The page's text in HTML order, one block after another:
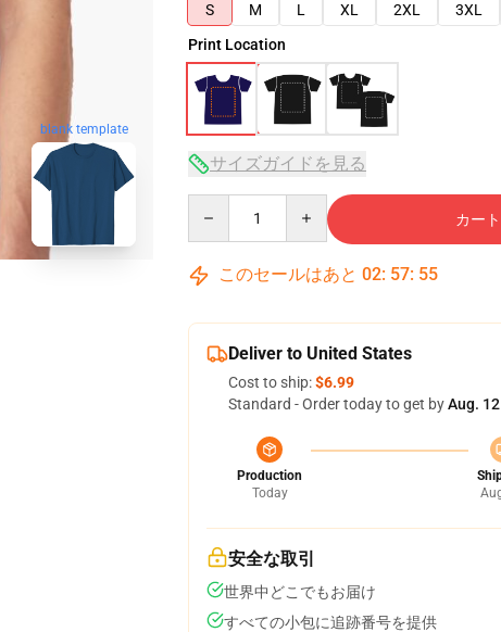
blank template
S
M L XL 2XL 3XL
Print Location
サイズガイドを見る
カー
このセールはあと 02: 57: 54
Deliver to United States
Cost to ship:$6.99
Standard - Order today to get byAug.
Production
Today
安全な取引
世界中どこでもお届け
すべての小包に追跡番号を提供